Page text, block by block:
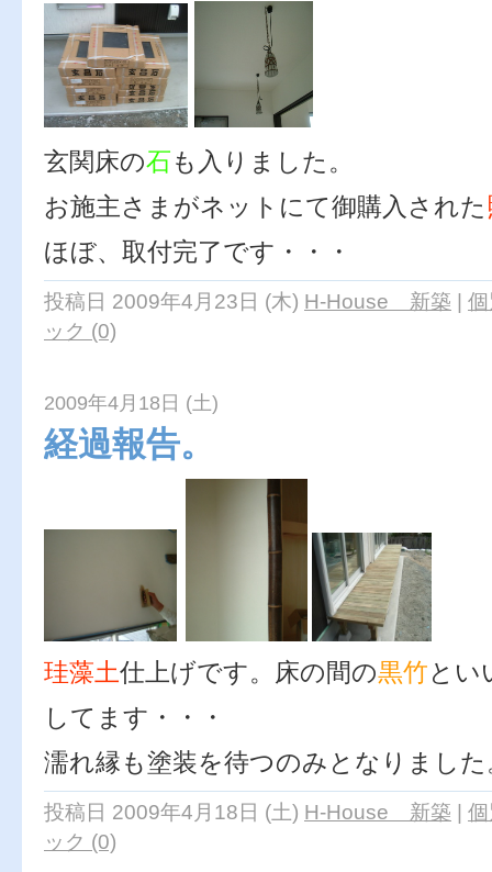
玄関床の石も入りました。
お施主さまがネットにて御購入された
ほぼ、取付完了です・・・
投稿日 2009年4月23日 (木) H-House 新築 |
ック (0)
2009年4月18日 (土)
経過報告。
珪藻土仕上げです。床の間の黒竹とい
してます・・・
濡れ縁も塗装を待つのみとなりました
投稿日 2009年4月18日 (土) H-House 新築 |
ック (0)